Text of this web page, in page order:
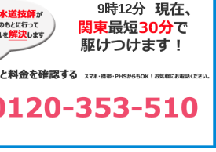
9時12分